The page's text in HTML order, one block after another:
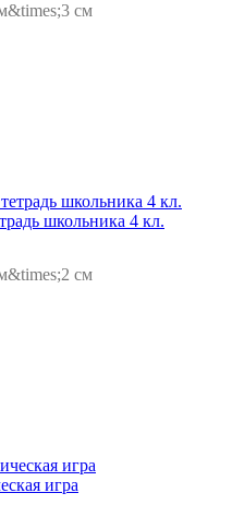
см
школьника 4 кл.
см
игра